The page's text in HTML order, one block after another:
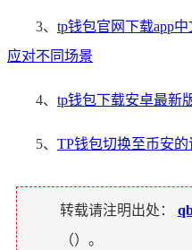
3、 tp钱包官网下载app
应对不同场景
4、 tp钱包下载安卓最新
5、 TP钱包切换至币安的
转载请注明出处：
（）。